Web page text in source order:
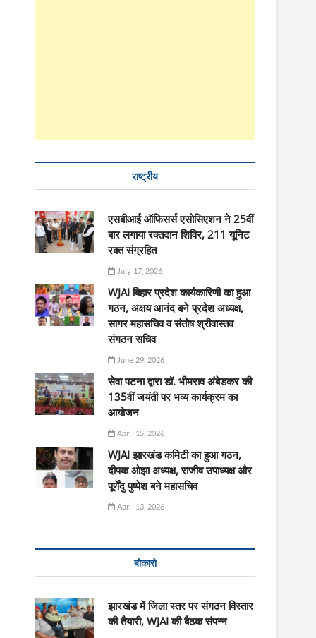
राष्ट्रीय
एसबीआई ऑफिसर्स एसोसिएशन ने 25वीं
बार लगाया रक्तदान शिविर, 211 यूनिट
रक्त संग्रहित
July 17, 2026
WJAI बिहार प्रदेश कार्यकारिणी का हुआ
गठन, अक्षय आनंद बने प्रदेश अध्यक्ष,
सागर महासचिव व संतोष श्रीवास्तव
संगठन सचिव
June 29, 2026
सेवा पटना द्वारा डॉ. भीमराव अंबेडकर की
135वीं जयंती पर भव्य कार्यक्रम का
आयोजन
April 15, 2026
WJAI झारखंड कमिटी का हुआ गठन,
दीपक ओझा अध्यक्ष, राजीव उपाध्यक्ष और
पूर्णेंदु पुष्पेश बने महासचिव
April 13, 2026
बोकारो
झारखंड में जिला स्तर पर संगठन विस्तार
की तैयारी, WJAI की बैठक संपन्न